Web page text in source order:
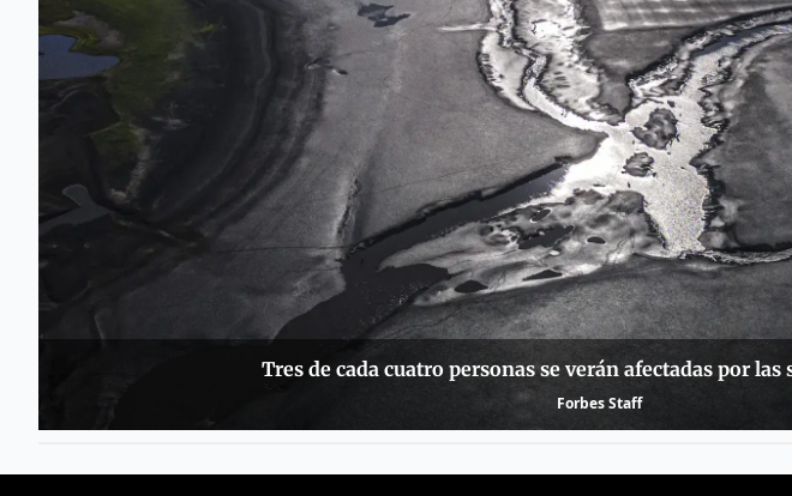
Tres de cada cuatro personas se verán afectadas por las
Forbes Staff